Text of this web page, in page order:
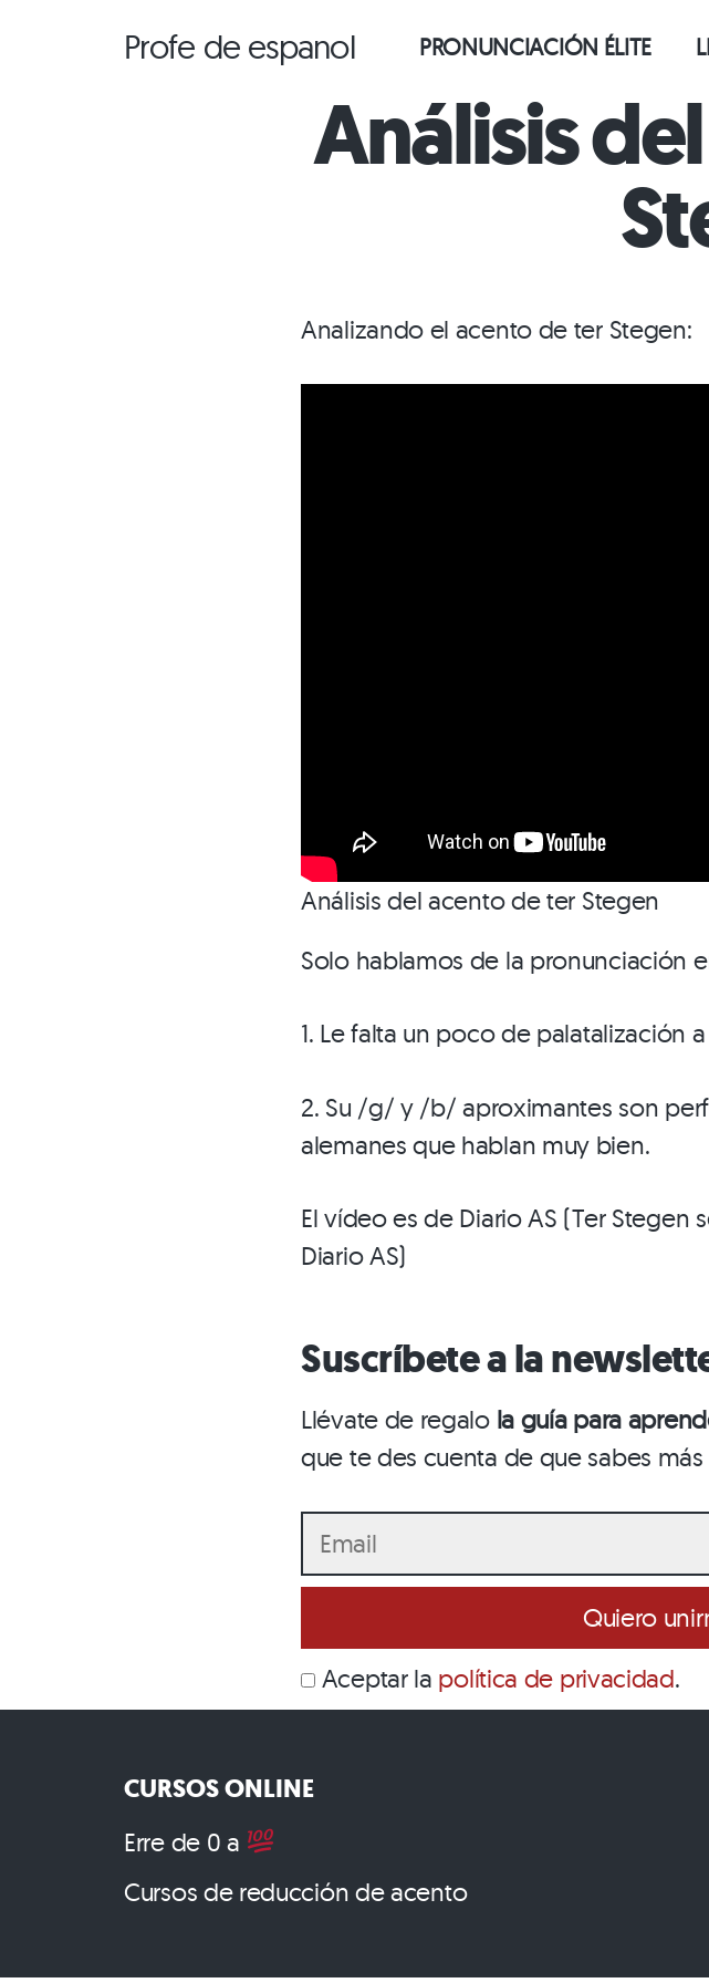
Profe de espanol PRONUNCIACIÓN ÉLITE
Análisis
Analizando el acento de ter Stegen:
Análisis del acento de ter Stegen
Solo hablamos de la pronunciación
1. Le falta un poco de palatalización
2. Su /g/ y /b/ aproximantes son
alemanes que hablan muy bien.
El vídeo es de Diario AS (Ter
Diario AS)
Suscríbete a la
Llévate de regalo la guía para
que te des cuenta de que sabes
Aceptar la política de privacidad.
CURSOS ONLINE
Erre de 0 a
Cursos de reducción de acento